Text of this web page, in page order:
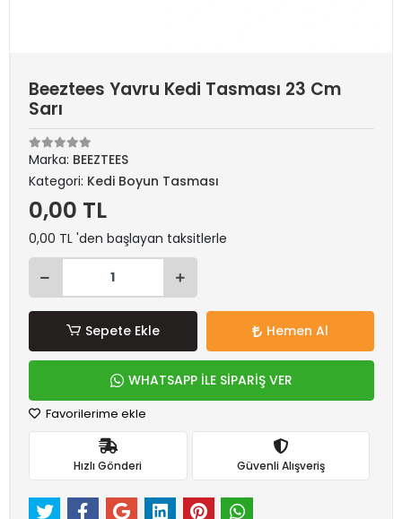
Beeztees Yavru Kedi Tasması 23 Cm
Sarı
Marka: BEEZTEES
Kategori: Kedi Boyun Tasması
0,00 TL
0,00 TL 'den başlayan taksitlerle
Sepete Ekle Hemen Al
WHATSAPP İLE SİPARİŞ VER
Favorilerime ekle
Hızlı Gönderi Güvenli Alışveriş